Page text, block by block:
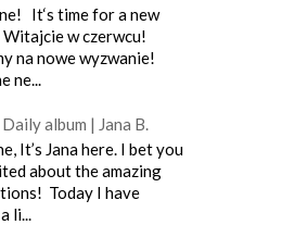
It‘s time for a new
w czerwcu!
na nowe wyzwanie!
album | Jana B.
It’s Jana here. I bet you
about the amazing
Today I have